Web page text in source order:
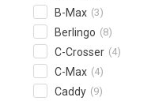
B-Max (3)
Berlingo (8)
C-Crosser (4)
C-Max (4)
Caddy (9)